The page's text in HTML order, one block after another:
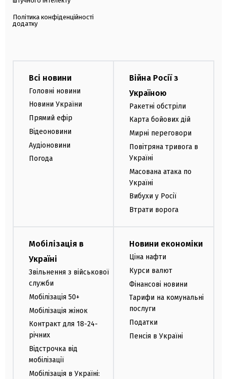
Політика конфіденційності
додатку
Всі новини
Головні новини
Новини України
Прямий ефір
Відеоновини
Аудіоновини
Погода
Війна Росії з
Україною
Ракетні обстріли
Карта бойових дій
Мирні переговори
Повітряна тривога в
Україні
Масована атака по
Україні
Вибухи у Росії
Втрати ворога
Мобілізація в
Україні
Звільнення з військової
служби
Мобілізація 50+
Мобілізація жінок
Контракт для 18-24-
річних
Відстрочка від
мобілізації
Мобілізація в Україні:
Новини економіки
Ціна нафти
Курси валют
Фінансові новини
Тарифи на комунальні
послуги
Податки
Пенсія в Україні